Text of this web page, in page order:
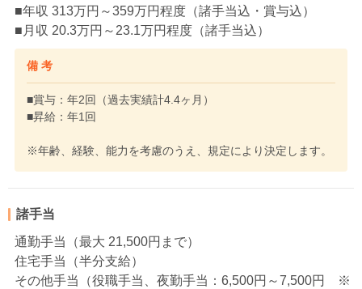
■年収 313万円～359万円程度（諸手当込・賞与込）
■月収 20.3万円～23.1万円程度（諸手当込）
備 考
■賞与：年2回（過去実績計4.4ヶ月）
■昇給：年1回
※年齢、経験、能力を考慮のうえ、規定により決定します。
諸手当
通勤手当（最大 21,500円まで）
住宅手当（半分支給）
その他手当（役職手当、夜勤手当：6,500円～7,500円 ※